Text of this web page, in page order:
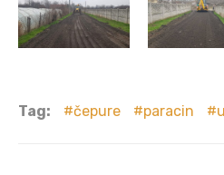
Tag: čepure paracin